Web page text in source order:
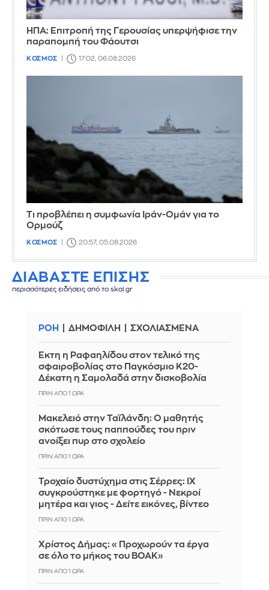
ΗΠΑ: Επιτροπή της Γερουσίας υπερψήφισε την
παραπομπή του Φάουτσι
ΚΟΣΜΟΣ 17:02, 06.08.2026
Τι προβλέπει η συμφωνία Ιράν-Ομάν για το
Ορμούζ
ΚΟΣΜΟΣ 20:57, 05.08.2026
ΔΙΑΒΑΣΤΕ ΕΠΙΣΗΣ
περισσότερες ειδήσεις από το skai.gr
ΡΟΗ ΔΗΜΟΦΙΛΗ ΣΧΟΛΙΑΣΜΕΝΑ
Έκτη η Ραφαηλίδου στον τελικό της
σφαιροβολίας στο Παγκόσμιο Κ20-
Δέκατη η Σαμολαδά στην δισκοβολία
ΠΡΙΝ ΑΠΌ 1 ΏΡΑ
Μακελειό στην Ταϊλάνδη: Ο μαθητής
σκότωσε τους παππούδες του πριν
ανοίξει πυρ στο σχολείο
ΠΡΙΝ ΑΠΌ 1 ΏΡΑ
Τροχαίο δυστύχημα στις Σέρρες: ΙΧ
συγκρούστηκε με φορτηγό - Νεκροί
μητέρα και γιος - Δείτε εικόνες, βίντεο
ΠΡΙΝ ΑΠΌ 1 ΏΡΑ
Χρίστος Δήμας: «Προχωρούν τα έργα
σε όλο το μήκος του ΒΟΑΚ»
ΠΡΙΝ ΑΠΌ 1 ΏΡΑ